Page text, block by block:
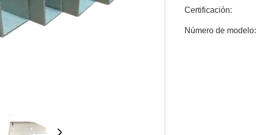
Certificación:
Número de modelo: